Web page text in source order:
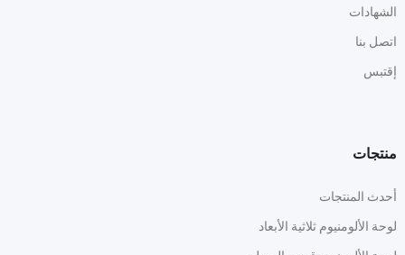
الشهادات
اتصل بنا
إقتبس
منتجات
أحدث المنتجات
لوحة الألومنيوم ثلاثية الأبعاد